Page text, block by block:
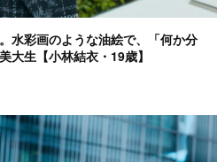
水彩画のような油絵で、「何か分
大生【小林結衣・19歳】